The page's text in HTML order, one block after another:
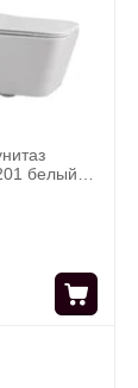
белый с
кнопкой